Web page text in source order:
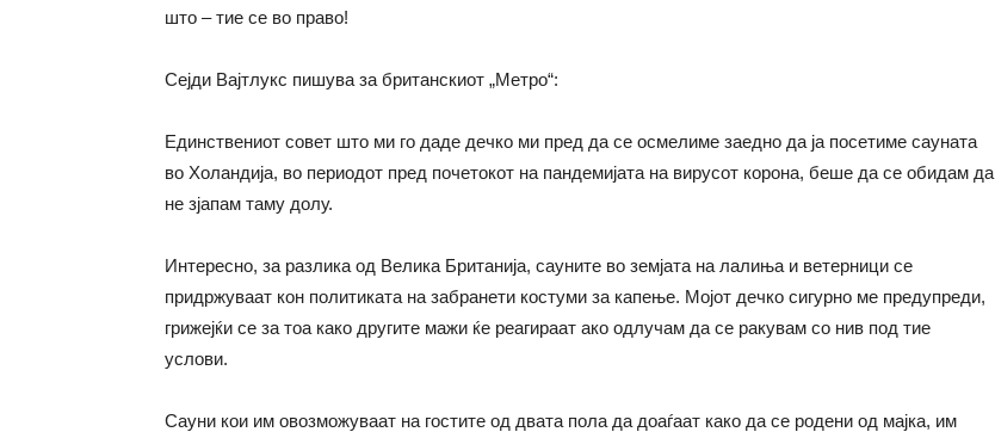
што – тие се во право!
Сејди Вајтлукс пишува за британскиот „Метро“:
Единствениот совет што ми го даде дечко ми пред да се осмелиме заедно да ја посетиме сауната
во Холандија, во периодот пред почетокот на пандемијата на вирусот корона, беше да се обидам да
не зјапам таму долу.
Интересно, за разлика од Велика Британија, сауните во земјата на лалиња и ветерници се
придржуваат кон политиката на забранети костуми за капење. Мојот дечко сигурно ме предупреди,
грижејќи се за тоа како другите мажи ќе реагираат ако одлучам да се ракувам со нив под тие
услови.
Сауни кои им овозможуваат на гостите од двата пола да доаѓаат како да се родени од мајка, им